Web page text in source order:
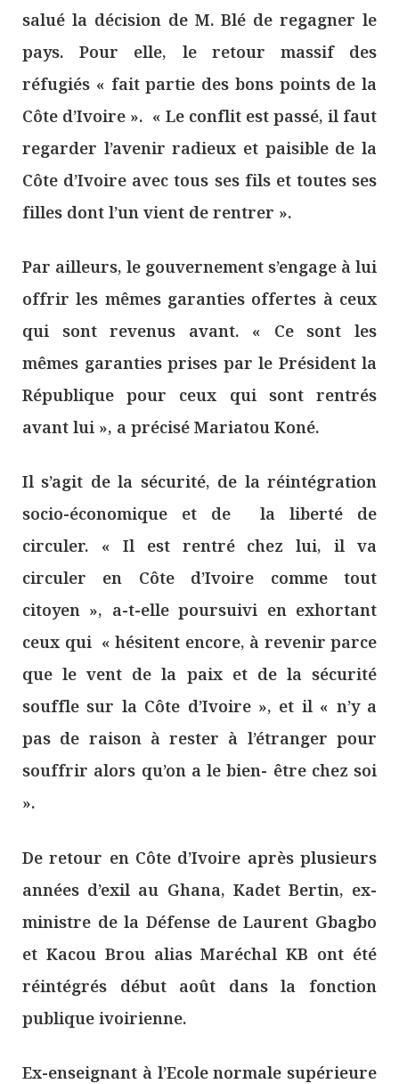
salué la décision de M. Blé de regagner le
pays. Pour elle, le retour massif des
réfugiés « fait partie des bons points de la
Côte d’Ivoire ». « Le conflit est passé, il faut
regarder l’avenir radieux et paisible de la
Côte d’Ivoire avec tous ses fils et toutes ses
filles dont l’un vient de rentrer ».
Par ailleurs, le gouvernement s’engage à lui
offrir les mêmes garanties offertes à ceux
qui sont revenus avant. « Ce sont les
mêmes garanties prises par le Président la
République pour ceux qui sont rentrés
avant lui », a précisé Mariatou Koné.
Il s’agit de la sécurité, de la réintégration
socio-économique et de la liberté de
circuler. « Il est rentré chez lui, il va
circuler en Côte d’Ivoire comme tout
citoyen », a-t-elle poursuivi en exhortant
ceux qui « hésitent encore, à revenir parce
que le vent de la paix et de la sécurité
souffle sur la Côte d’Ivoire », et il « n’y a
pas de raison à rester à l’étranger pour
souffrir alors qu’on a le bien- être chez soi
».
De retour en Côte d’Ivoire après plusieurs
années d’exil au Ghana, Kadet Bertin, ex-
ministre de la Défense de Laurent Gbagbo
et Kacou Brou alias Maréchal KB ont été
réintégrés début août dans la fonction
publique ivoirienne.
Ex-enseignant à l’Ecole normale supérieure